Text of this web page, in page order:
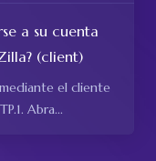
a su cuenta
(client)
el cliente
Abra...